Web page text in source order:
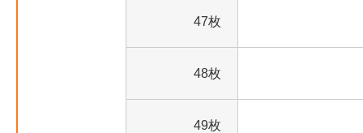
47枚
48枚
49枚